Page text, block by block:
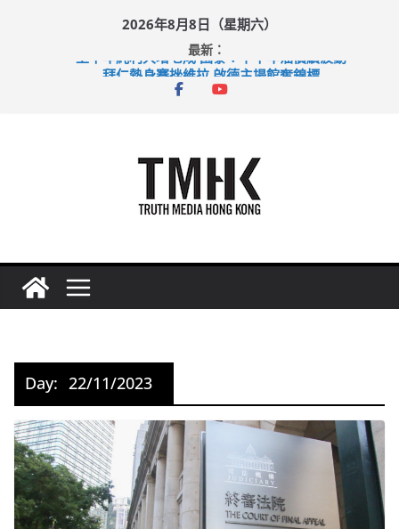
2026年8月8日（星期六）
最新：
上半年純利大增七成 國泰：下半年油價續波動
拜仁熱身賽挫維拉 啟德主場館奪錦標
性罪行修例獲九成支持 鄧炳強：爭取今屆任期內完成立法
Day: 22/11/2023